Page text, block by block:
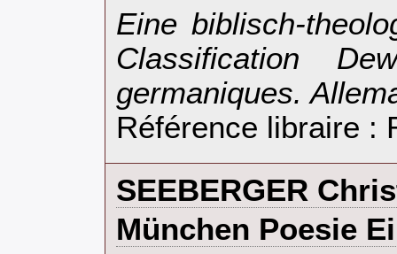
‎Eine biblisch-
Classification
germaniques.
Référence libraire :
‎SEEBERGER
‎München Poesie